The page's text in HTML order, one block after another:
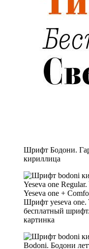
Шрифт Бодони.
кириллица
Шрифт yeseva one.
бесплатный
картинка